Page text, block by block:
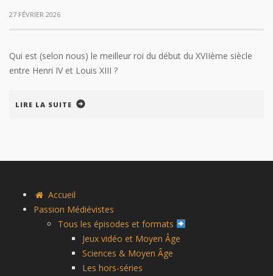
27 FÉVRIER 2026
Qui est (selon nous) le meilleur roi du début du XVIIème siècle
entre Henri IV et Louis XIII ?
LIRE LA SUITE
Accueil
Passion Médiévistes
Tous les épisodes et formats
Jeux vidéo et Moyen Âge
Sciences & Moyen Âge
Les hors-séries